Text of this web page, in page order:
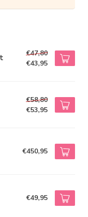
€47,80
€43,95
€58,80
€53,95
€450,95
€49,95